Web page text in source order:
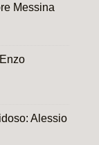
Messina
Alessio